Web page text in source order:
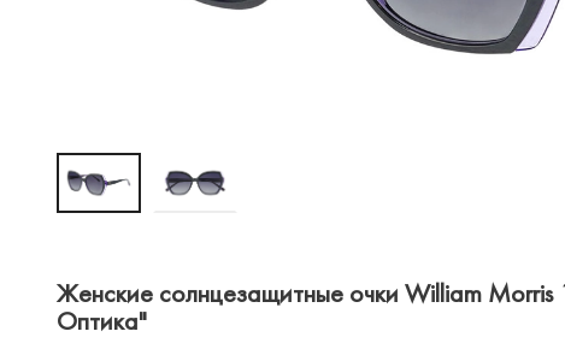
Женские солнцезащитные очки William
Оптика"